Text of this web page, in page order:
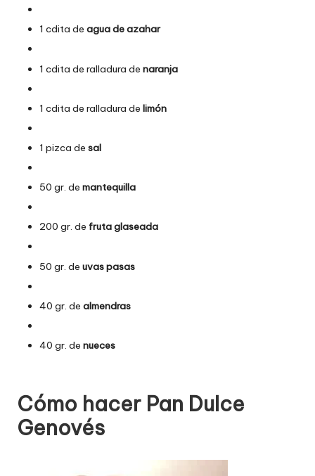
1 cdita de agua de azahar
1 cdita de ralladura de naranja
1 cdita de ralladura de limón
1 pizca de sal
50 gr. de mantequilla
200 gr. de fruta glaseada
50 gr. de uvas pasas
40 gr. de almendras
40 gr. de nueces
Cómo hacer Pan Dulce
Genovés